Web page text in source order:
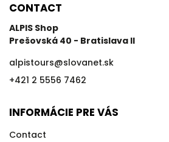
CONTACT
ALPIS Shop
Prešovská 40 - Bratislava II
alpistours@slovanet.sk
+421 2 5556 7462
INFORMÁCIE PRE VÁS
Contact